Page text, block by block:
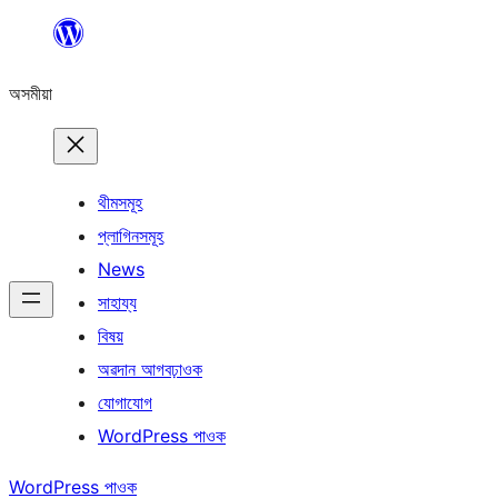
বিষয়বস্তুলৈ
অসমীয়া
থীমসমূহ
প্লাগিনসমূহ
News
সাহায্য
বিষয়
অৱদান আগবঢ়াওক
যোগাযোগ
WordPress পাওক
WordPress পাওক